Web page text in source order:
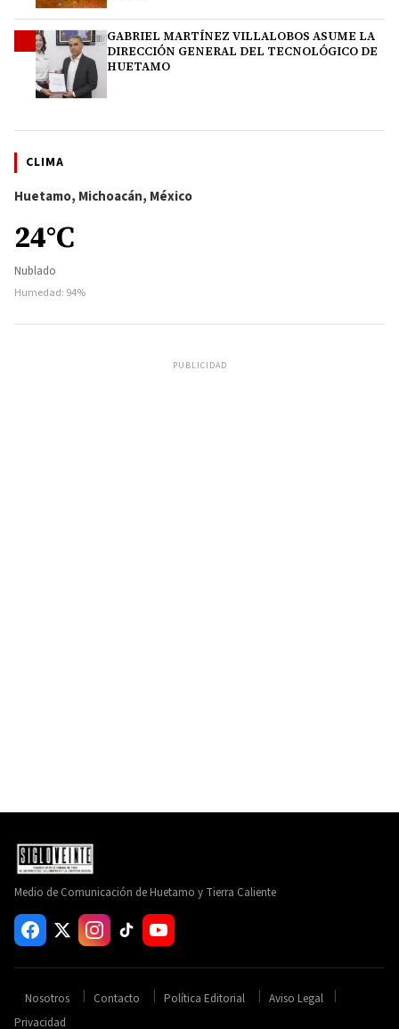
GABRIEL MARTÍNEZ VILLALOBOS ASUME LA
DIRECCIÓN GENERAL DEL TECNOLÓGICO DE
HUETAMO
CLIMA
Huetamo, Michoacán, México
24°C
Nublado
Humedad: 94%
PUBLICIDAD
Medio de Comunicación de Huetamo y Tierra Caliente
Nosotros Contacto Política Editorial
Aviso Legal
Privacidad